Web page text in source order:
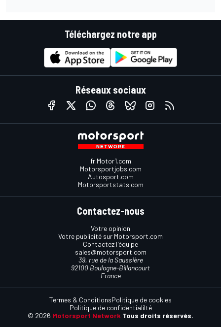
Téléchargez notre app
Réseaux sociaux
fr.Motor1.com
Motorsportjobs.com
Autosport.com
Motorsportstats.com
Contactez-nous
Votre opinion
Votre publicité sur Motorsport.com
Contactez l'équipe
sales@motorsport.com
39, rue de la Saussière
92100 Boulogne-Billancourt
France
© 2026 Motorsport Network Tous droits réservés.
Termes & ConditionsPolitique de cookies
Politique de confidentialilté